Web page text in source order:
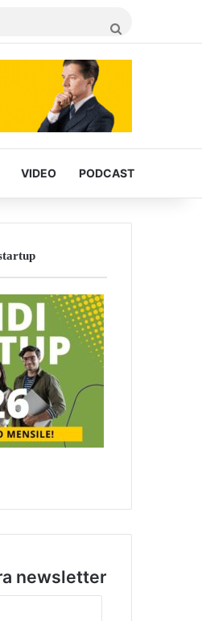
VIDEO PODCAST
newsletter